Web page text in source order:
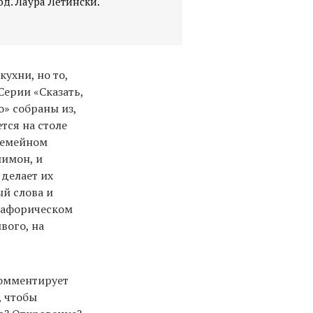
но то,
«Сказать,
собраны из,
на столе
и
их
слова и
на
чтобы